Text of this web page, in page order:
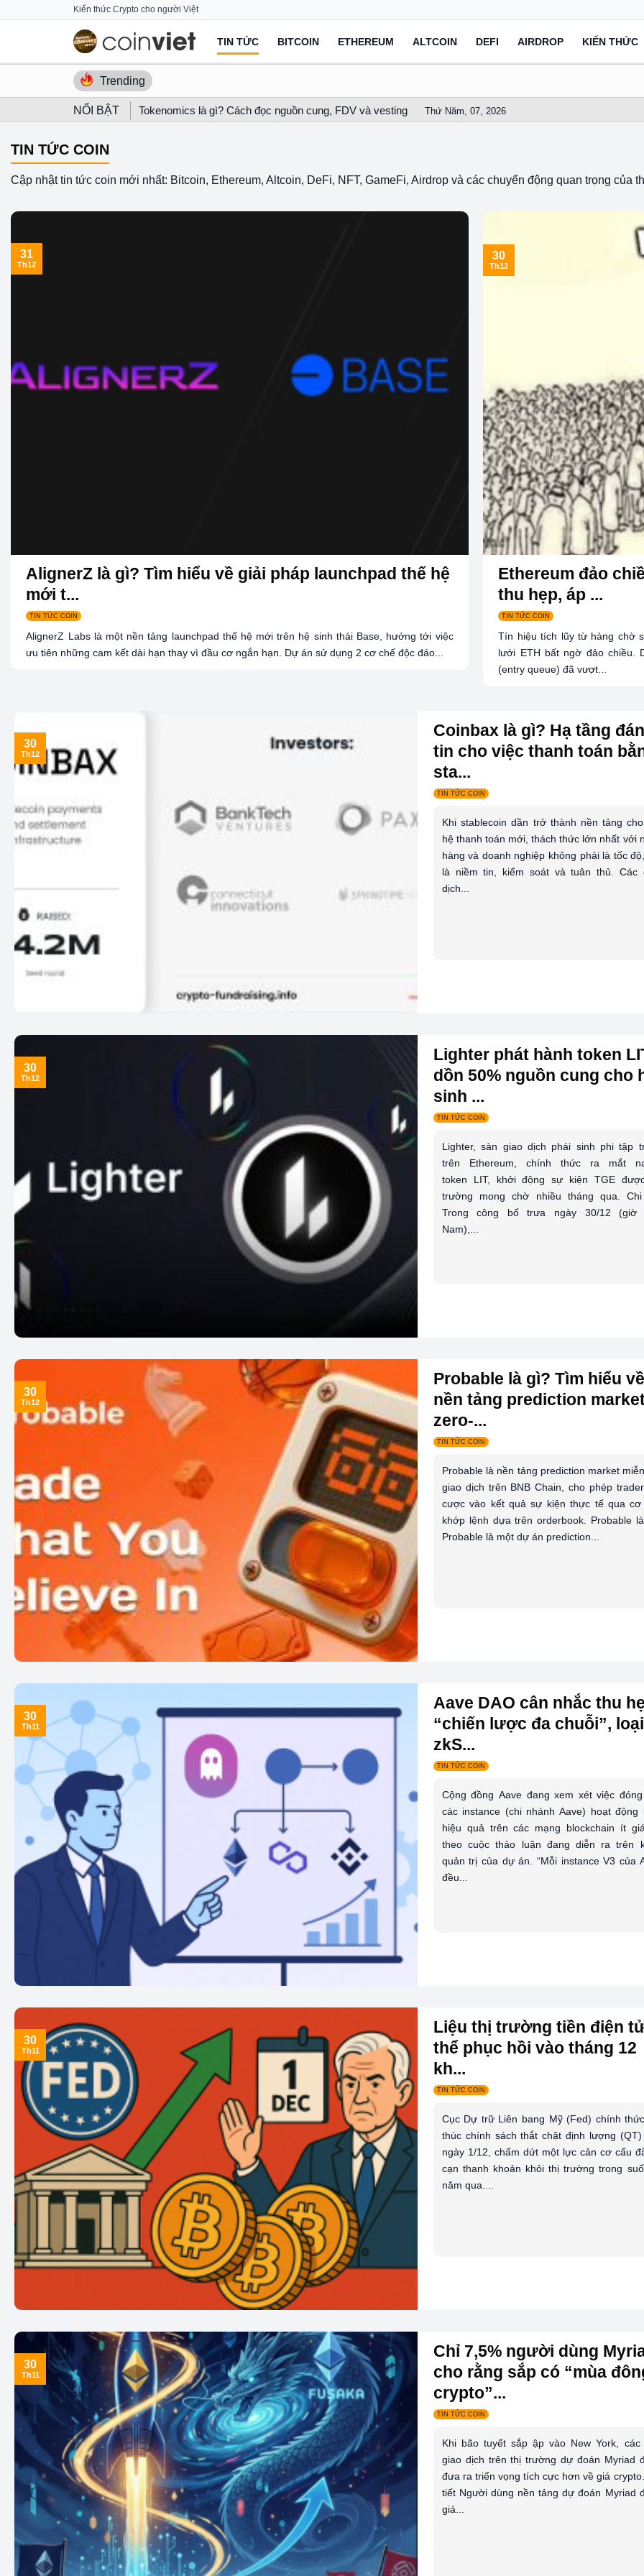
Kiến thức Crypto cho người Việt
TIN TỨC BITCOIN ETHEREUM ALTCOIN DEFI AIRDROP KIẾN THỨC
Trending
NỔI BẬT Tokenomics là gì? Cách đọc nguồn cung, FDV và vesting Thứ Năm, 07, 2026
TIN TỨC COIN
Cập nhật tin tức coin mới nhất: Bitcoin, Ethereum, Altcoin, DeFi, NFT, GameFi, Airdrop và các chuyển động quan trọng của
AlignerZ là gì? Tìm hiểu về giải pháp launchpad thế hệ
mới t...
TIN TỨC COIN
AlignerZ Labs là một nền tảng launchpad thế hệ mới trên hệ sinh thái Base, hướng tới việc
ưu tiên những cam kết dài hạn thay vì đầu cơ ngắn hạn. Dự án sử dụng 2 cơ chế độc đáo...
31
Th12
Ethereum đảo
thu hẹp, áp ...
TIN TỨC COIN
Tín hiệu tích lũy từ hàng chờ
lưới ETH bất ngờ đảo chiều.
(entry queue) đã vượt...
30
Th12
Coinbax là gì? Hạ tầng
tin cho việc thanh toán
sta...
TIN TỨC COIN
Khi stablecoin dần trở thành nền tảng
hệ thanh toán mới, thách thức lớn nhất với
hàng và doanh nghiệp không phải là tốc
là niềm tin, kiểm soát và tuân thủ. Các
dịch...
30
Th12
Lighter phát hành token
dồn 50% nguồn cung cho
sinh ...
TIN TỨC COIN
Lighter, sàn giao dịch phái sinh phi tập
trên Ethereum, chính thức ra mắt
token LIT, khởi động sự kiện TGE
trường mong chờ nhiều tháng qua.
Trong công bố trưa ngày 30/12 (giờ
Nam),...
30
Th12
Probable là gì? Tìm hiểu về
nền tảng prediction
zero-...
TIN TỨC COIN
Probable là nền tảng prediction market
giao dịch trên BNB Chain, cho phép
cược vào kết quả sự kiện thực tế qua cơ
khớp lệnh dựa trên orderbook. Probable
Probable là một dự án prediction...
30
Th12
Aave DAO cân nhắc thu
“chiến lược đa chuỗi”,
zkS...
TIN TỨC COIN
Cộng đồng Aave đang xem xét việc
các instance (chi nhánh Aave) hoạt động
hiệu quả trên các mạng blockchain ít
theo cuộc thảo luận đang diễn ra trên
quản trị của dự án. “Mỗi instance V3 của
đều...
30
Th11
Liệu thị trường tiền điện
thể phục hồi vào tháng 12
kh...
TIN TỨC COIN
Cục Dự trữ Liên bang Mỹ (Fed) chính
thúc chính sách thắt chặt định lượng (QT)
ngày 1/12, chấm dứt một lực cản cơ cấu
cạn thanh khoản khỏi thị trường trong
năm qua....
30
Th11
Chỉ 7,5% người dùng
cho rằng sắp có “mùa
crypto”...
TIN TỨC COIN
Khi bão tuyết sắp ập vào New York, các
giao dịch trên thị trường dự đoán Myriad
đưa ra triển vọng tích cực hơn về giá
tiết Người dùng nền tảng dự đoán Myriad
giá...
30
Th11